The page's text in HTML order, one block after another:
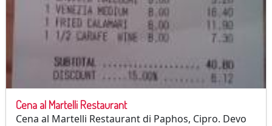
Cena al Martelli Restaurant
Cena al Martelli Restaurant di Paphos, Cipro. Devo